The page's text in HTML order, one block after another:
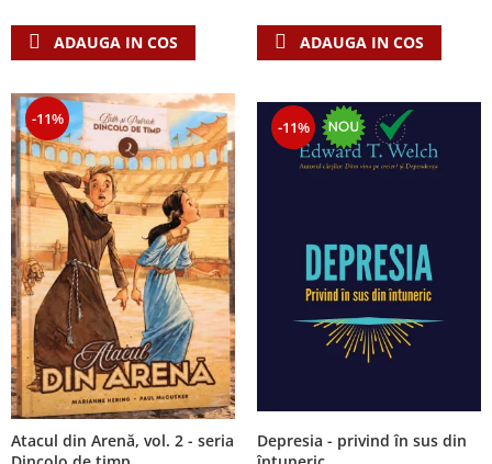
Leadership
Mediu
Sanatate / nutritie
ADAUGA IN COS ADAUGA IN COS
-11%
Atacul din Arenă, vol. 2 - seria
-11%
Depresia - privind în sus din